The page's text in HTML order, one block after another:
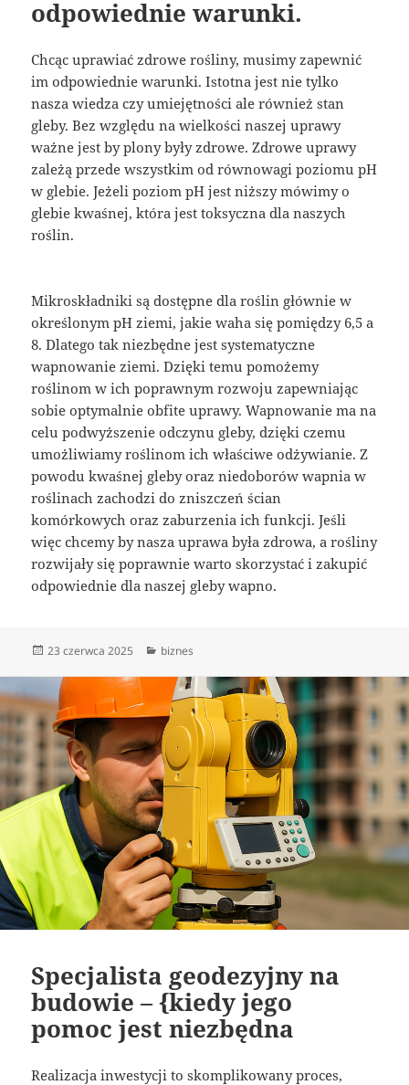
odpowiednie warunki.
Chcąc uprawiać zdrowe rośliny, musimy zapewnić
im odpowiednie warunki. Istotna jest nie tylko
nasza wiedza czy umiejętności ale również stan
gleby. Bez względu na wielkości naszej uprawy
ważne jest by plony były zdrowe. Zdrowe uprawy
zależą przede wszystkim od równowagi poziomu pH
w glebie. Jeżeli poziom pH jest niższy mówimy o
glebie kwaśnej, która jest toksyczna dla naszych
roślin.
Mikroskładniki są dostępne dla roślin głównie w
określonym pH ziemi, jakie waha się pomiędzy 6,5 a
8. Dlatego tak niezbędne jest systematyczne
wapnowanie ziemi. Dzięki temu pomożemy
roślinom w ich poprawnym rozwoju zapewniając
sobie optymalnie obfite uprawy. Wapnowanie ma na
celu podwyższenie odczynu gleby, dzięki czemu
umożliwiamy roślinom ich właściwe odżywianie. Z
powodu kwaśnej gleby oraz niedoborów wapnia w
roślinach zachodzi do zniszczeń ścian
komórkowych oraz zaburzenia ich funkcji. Jeśli
więc chcemy by nasza uprawa była zdrowa, a rośliny
rozwijały się poprawnie warto skorzystać i zakupić
odpowiednie dla naszej gleby wapno.
Data
23 czerwca 2025 Kategorie
biznes
Specjalista geodezyjny na
budowie – {kiedy jego
pomoc jest niezbędna
Realizacja inwestycji to skomplikowany proces,